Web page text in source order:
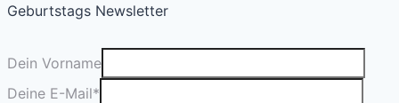
Geburtstags Newsletter
Dein Vorname
Deine E-Mail*